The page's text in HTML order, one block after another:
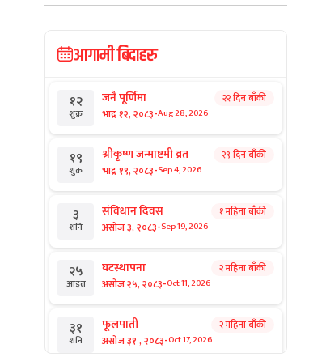
आगामी बिदाहरु
१२
शुक्र
जनै पूर्णिमा
भाद्र १२, २०८३-Aug 28, 2026
२२ दिन बाँकी
१९
शुक्र
श्रीकृष्ण जन्माष्टमी व्रत
भाद्र १९, २०८३-Sep 4, 2026
२९ दिन बाँकी
३
शनि
संविधान दिवस
असोज ३, २०८३-Sep 19, 2026
१ महिना बाँकी
२५
आइत
घटस्थापना
असोज २५, २०८३-Oct 11, 2026
२ महिना बाँकी
३१
शनि
फूलपाती
असोज ३१ , २०८३-Oct 17, 2026
२ महिना बाँकी